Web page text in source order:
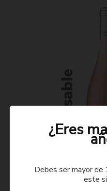
¿Eres
Debes ser mayor de
este